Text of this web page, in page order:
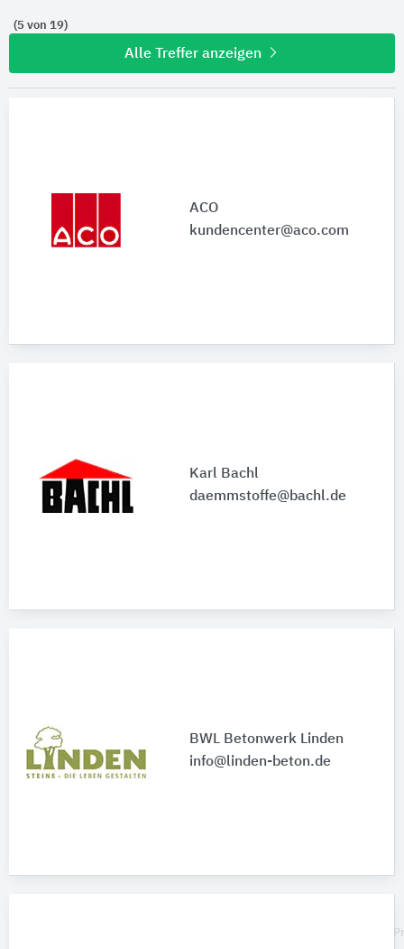
(5 von 19)
Alle Treffer anzeigen
ACO
kundencenter@aco.com
Karl Bachl
daemmstoffe@bachl.de
BWL Betonwerk Linden
info@linden-beton.de